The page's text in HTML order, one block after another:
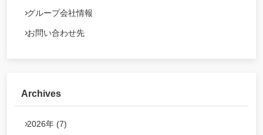
グループ会社情報
お問い合わせ先
Archives
2026年 (7)